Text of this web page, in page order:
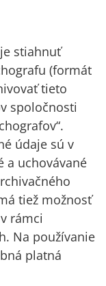
stiahnuť
(formát
tieto
spoločnosti
údaje sú v
a uchovávané
tiež možnosť
rámci
Na používanie
platná